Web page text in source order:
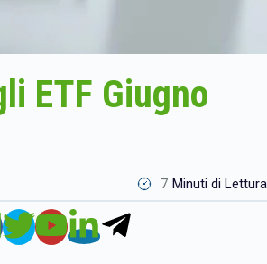
ETF Giugno
7 Minuti di Lettura